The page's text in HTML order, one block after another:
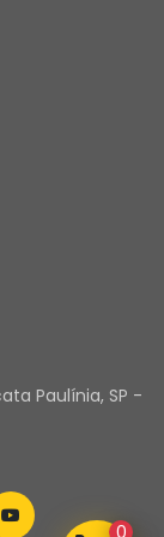
Paulínia, SP -
youtube 0